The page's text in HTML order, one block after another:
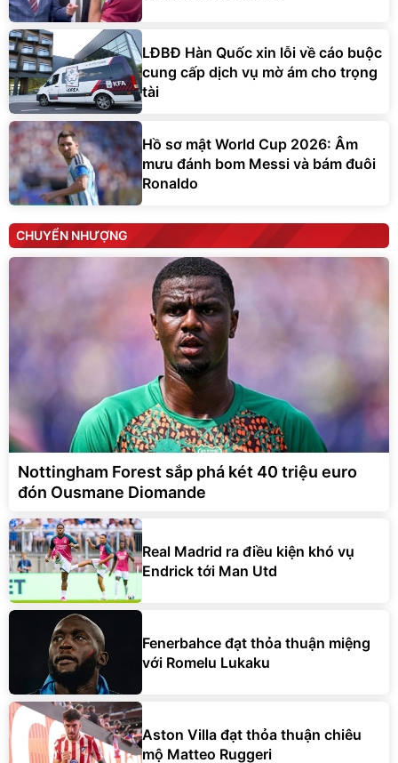
LĐBĐ Hàn Quốc xin lỗi về cáo buộc
cung cấp dịch vụ mờ ám cho trọng
tài
Hồ sơ mật World Cup 2026: Âm
mưu đánh bom Messi và bám đuôi
Ronaldo
CHUYỂN NHƯỢNG
Nottingham Forest sắp phá két 40 triệu euro
đón Ousmane Diomande
Real Madrid ra điều kiện khó vụ
Endrick tới Man Utd
Fenerbahce đạt thỏa thuận miệng
với Romelu Lukaku
Aston Villa đạt thỏa thuận chiêu
mộ Matteo Ruggeri